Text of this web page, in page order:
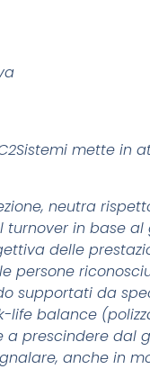
mette in
neutra
turnover in base al
delle
persone
supportati da
life balance
a prescindere dal
anche in